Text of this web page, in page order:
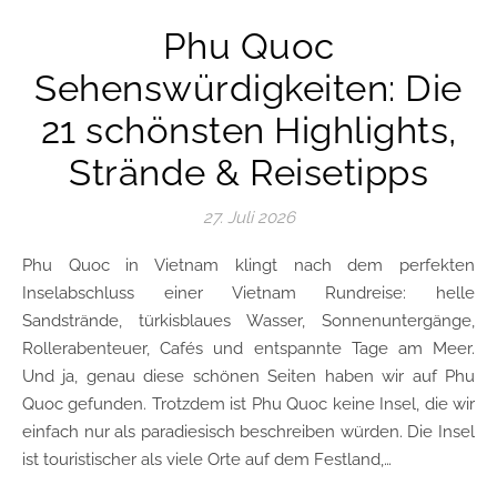
Phu Quoc
Sehenswürdigkeiten: Die
21 schönsten Highlights,
Strände & Reisetipps
27. Juli 2026
Phu Quoc in Vietnam klingt nach dem perfekten
Inselabschluss einer Vietnam Rundreise: helle
Sandstrände, türkisblaues Wasser, Sonnenuntergänge,
Rollerabenteuer, Cafés und entspannte Tage am Meer.
Und ja, genau diese schönen Seiten haben wir auf Phu
Quoc gefunden. Trotzdem ist Phu Quoc keine Insel, die wir
einfach nur als paradiesisch beschreiben würden. Die Insel
ist touristischer als viele Orte auf dem Festland,…